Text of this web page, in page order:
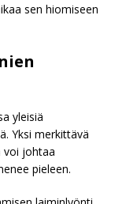
sen hiomiseen
yleisiä
Yksi merkittävä
voi johtaa
pieleen.